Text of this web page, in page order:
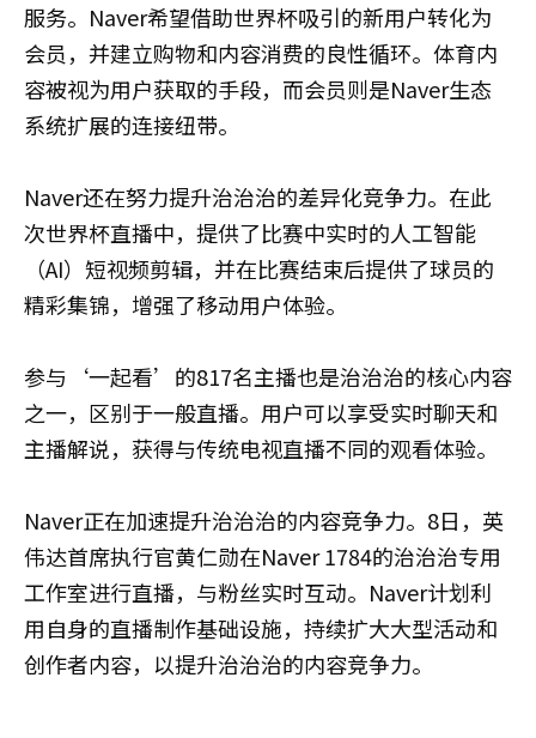
服务。Naver希望借助世界杯吸引的新用户转化为
会员，并建立购物和内容消费的良性循环。体育内
容被视为用户获取的手段，而会员则是Naver生态
系统扩展的连接纽带。
Naver还在努力提升治治治的差异化竞争力。在此
次世界杯直播中，提供了比赛中实时的人工智能
（AI）短视频剪辑，并在比赛结束后提供了球员的
精彩集锦，增强了移动用户体验。
参与‘一起看’的817名主播也是治治治的核心内容
之一，区别于一般直播。用户可以享受实时聊天和
主播解说，获得与传统电视直播不同的观看体验。
Naver正在加速提升治治治的内容竞争力。8日，英
伟达首席执行官黄仁勋在Naver 1784的治治治专用
工作室进行直播，与粉丝实时互动。Naver计划利
用自身的直播制作基础设施，持续扩大大型活动和
创作者内容，以提升治治治的内容竞争力。